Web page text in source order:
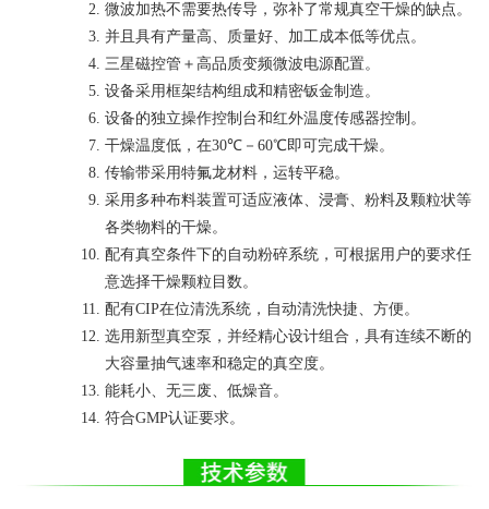
微波加热不需要热传导，弥补了常规真空干燥的缺点。
并且具有产量高、质量好、加工成本低等优点。
三星磁控管＋高品质变频微波电源配置。
设备采用框架结构组成和精密钣金制造。
设备的独立操作控制台和红外温度传感器控制。
干燥温度低，在30℃－ 60℃即可完成干燥。
传输带采用特氟龙材料，运转平稳。
采用多种布料装置可适应液体、浸膏、粉料及颗粒状等
各类物料的干燥。
配有真空条件下的自动粉碎系统，可根据用户的要求任
意选择干燥颗粒目数。
配有CIP在位清洗系统，自动清洗快捷、方便。
选用新型真空泵，并经精心设计组合，具有连续不断的
大容量抽气速率和稳定的真空度。
能耗小、无三废、低燥音。
符合GMP认证要求。